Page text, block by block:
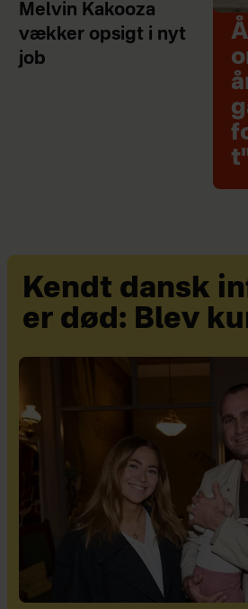
Melvin Kakooza
vækker opsigt i nyt
job
Kendt dansk
er død: Blev